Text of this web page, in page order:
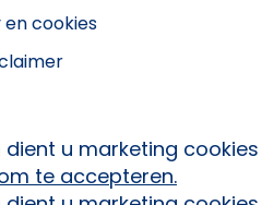
en cookies
dient u marketing cookies
te accepteren.